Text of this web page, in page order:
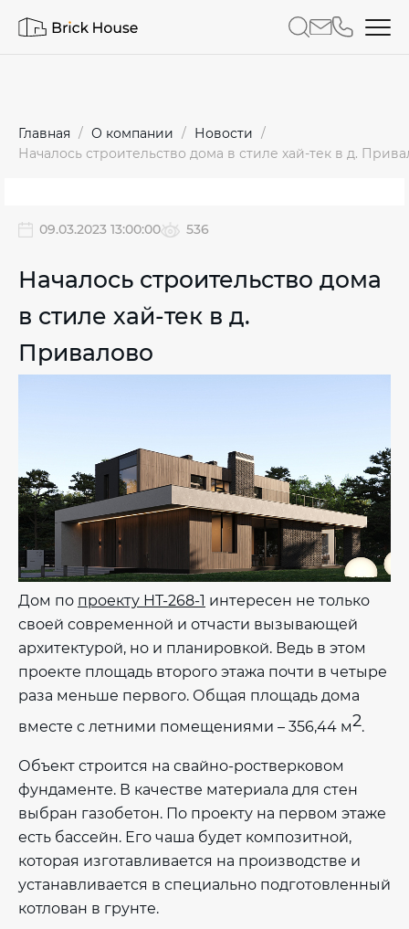
Главная О компании
Новости
Началось строительство дома в стиле хай-тек в д.
09.03.2023 13:00:00 536
Началось строительство дома
в стиле хай-тек в д.
Привалово
Дом по проекту HT-268-1 интересен не только
своей современной и отчасти вызывающей
архитектурой, но и планировкой. Ведь в этом
проекте площадь второго этажа почти в четыре
раза меньше первого. Общая площадь дома
вместе с летними помещениями – 356,44 м2.
Объект строится на свайно-ростверковом
фундаменте. В качестве материала для стен
выбран газобетон. По проекту на первом этаже
есть бассейн. Его чаша будет композитной,
которая изготавливается на производстве и
устанавливается в специально подготовленный
котлован в грунте.